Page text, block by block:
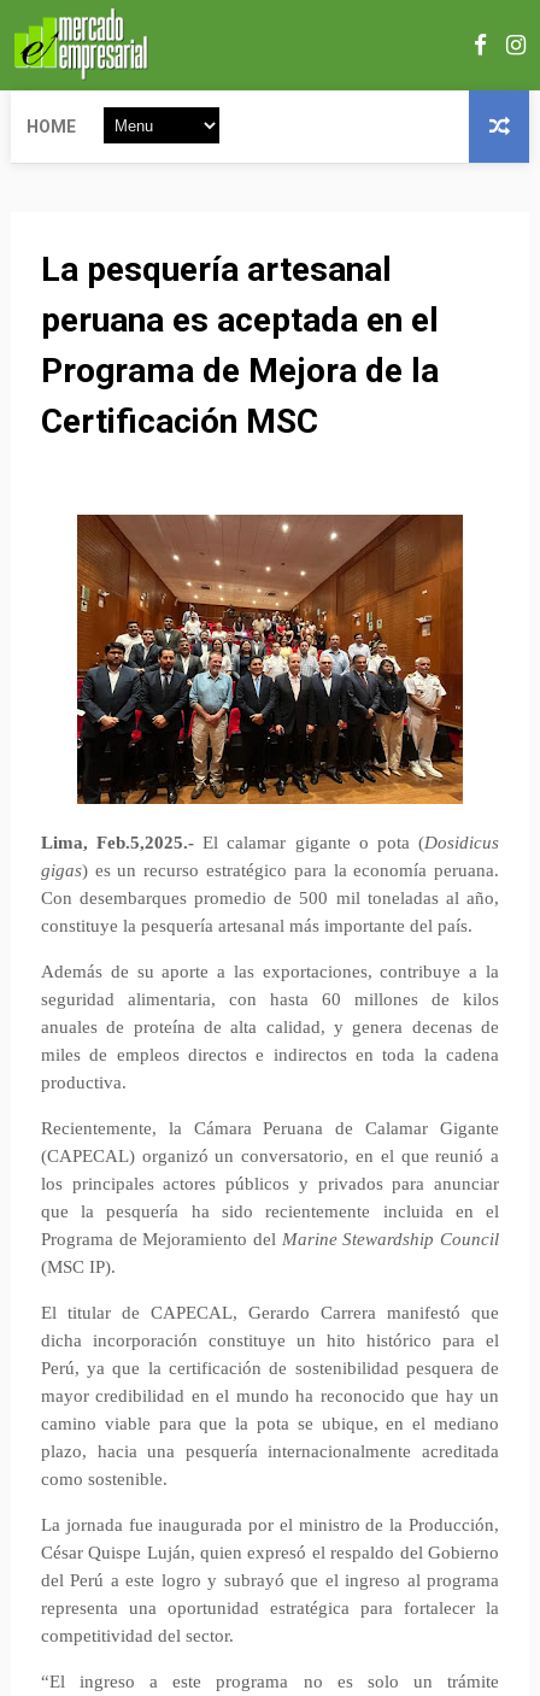
HOME
La pesquería artesanal
peruana es aceptada en el
Programa de Mejora de la
Certificación MSC
Lima, Feb.5,2025.- El calamar gigante o pota (Dosidicus
gigas) es un recurso estratégico para la economía peruana.
Con desembarques promedio de 500 mil toneladas al año,
constituye la pesquería artesanal más importante del país.
Además de su aporte a las exportaciones, contribuye a la
seguridad alimentaria, con hasta 60 millones de kilos
anuales de proteína de alta calidad, y genera decenas de
miles de empleos directos e indirectos en toda la cadena
productiva.
Recientemente, la Cámara Peruana de Calamar Gigante
(CAPECAL) organizó un conversatorio, en el que reunió a
los principales actores públicos y privados para anunciar
que la pesquería ha sido recientemente incluida en el
Programa de Mejoramiento del Marine Stewardship Council
(MSC IP).
El titular de CAPECAL, Gerardo Carrera manifestó que
dicha incorporación constituye un hito histórico para el
Perú, ya que la certificación de sostenibilidad pesquera de
mayor credibilidad en el mundo ha reconocido que hay un
camino viable para que la pota se ubique, en el mediano
plazo, hacia una pesquería internacionalmente acreditada
como sostenible.
La jornada fue inaugurada por el ministro de la Producción,
César Quispe Luján, quien expresó el respaldo del Gobierno
del Perú a este logro y subrayó que el ingreso al programa
representa una oportunidad estratégica para fortalecer la
competitividad del sector.
“El ingreso a este programa no es solo un trámite